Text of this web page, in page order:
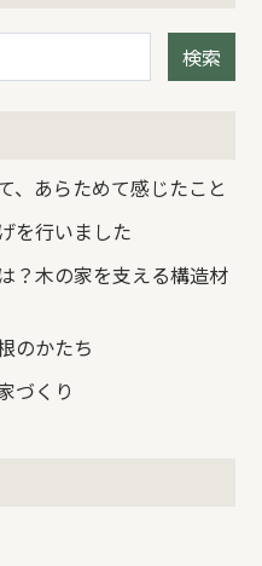
検索
、あらためて感じたこと
を行いました
？木の家を支える構造材
のかたち
づくり